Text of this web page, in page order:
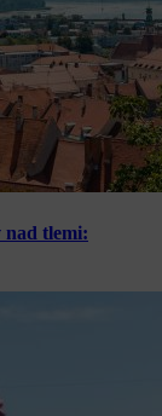
tlemi: